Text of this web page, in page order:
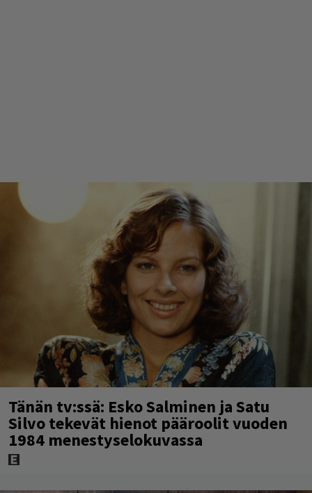
Tänän tv:ssä: Esko Salminen ja Satu
Silvo tekevät hienot pääroolit vuoden
1984 menestyselokuvassa